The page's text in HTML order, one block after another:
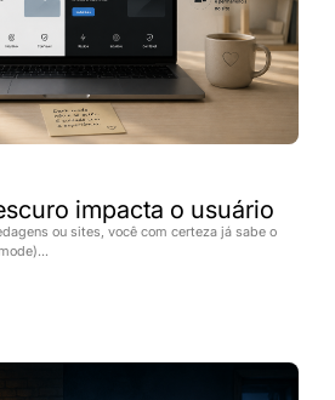
impacta o usuário
ou sites, você com certeza já sabe o